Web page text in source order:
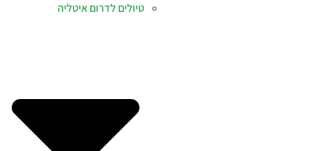
טיולים לדרום איטליה